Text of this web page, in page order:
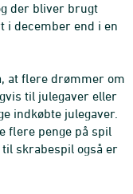
der bliver brugt
i december end i en
at flere drømmer om
til julegaver eller
indkøbte julegaver.
flere penge på spil
skrabespil også er